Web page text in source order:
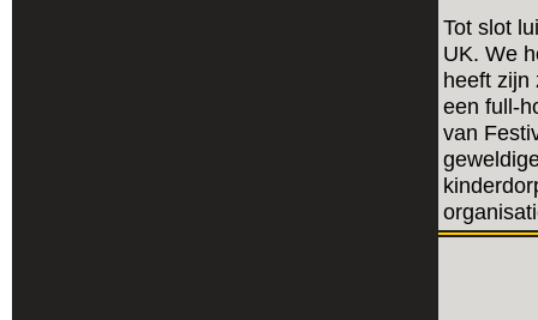
Tot slot
UK. We
heeft zijn
een full-
van